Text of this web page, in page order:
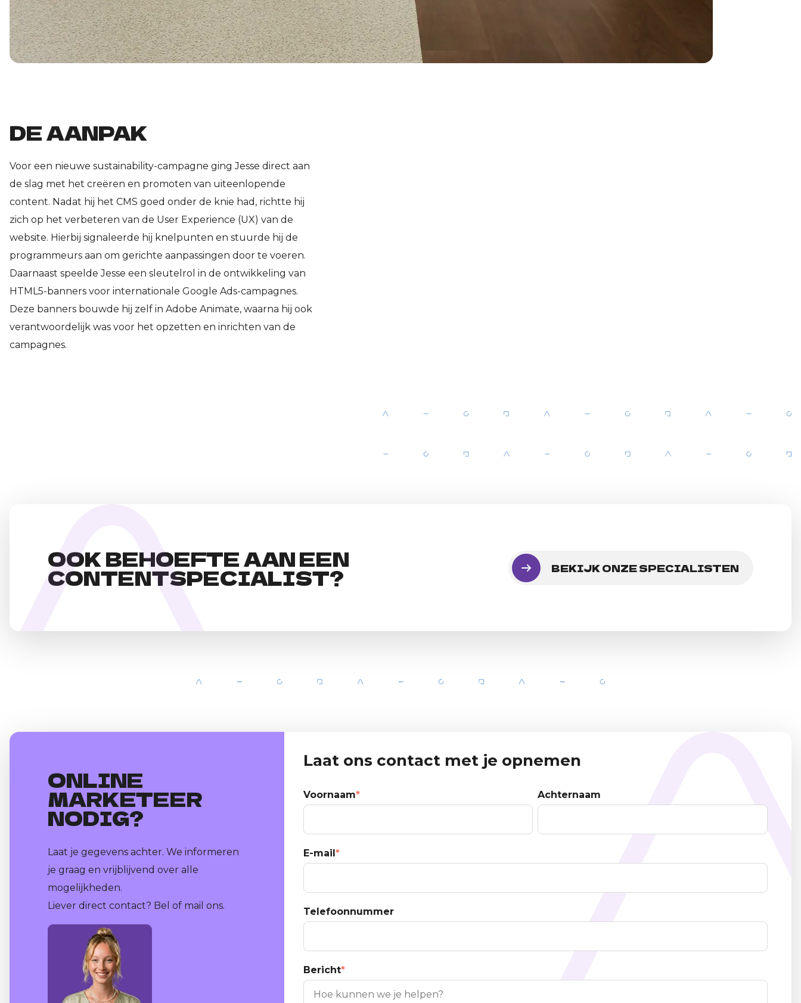
DE AANPAK
Voor een nieuwe sustainability-campagne ging Jesse direct aan
de slag met het creëren en promoten van uiteenlopende
content. Nadat hij het CMS goed onder de knie had, richtte hij
zich op het verbeteren van de User Experience (UX) van de
website. Hierbij signaleerde hij knelpunten en stuurde hij de
programmeurs aan om gerichte aanpassingen door te voeren.
Daarnaast speelde Jesse een sleutelrol in de ontwikkeling van
HTML5-banners voor internationale Google Ads-campagnes.
Deze banners bouwde hij zelf in Adobe Animate, waarna hij ook
verantwoordelijk was voor het opzetten en inrichten van de
campagnes.
OOK BEHOEFTE AAN EEN
CONTENTSPECIALIST? BEKIJK ONZE SPECIALISTEN
ONLINE
MARKETEER
NODIG?
Laat je gegevens achter. We informeren
je graag en vrijblijvend over alle
mogelijkheden.
Liever direct contact? Bel of mail ons.
Laat ons contact met je opnemen
Voornaam* Achternaam
E-mail*
Telefoonnummer
Bericht*